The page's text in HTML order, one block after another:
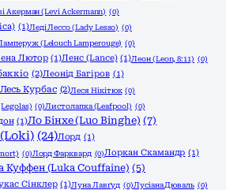
Акерман (Levi Ackermann) (0)
(1)Леді Лессо (Lady Lesso) (0)
(Lelouch Lamperouge) (0)
Лютор (1)Ленс (Lance) (1)Леон (Leon, 8:11) (0)
(2)Леонід Багіров (1)
Лесь Курбас (2)Леся Нікітюк (0)
(0)Листолапка (Leafpool) (0)
(1)Ло Бінхе (Luo Binghe) (7)
(24)Лорд (1)
(0)Лорд Фарквард (0)Лоркан Скамандр (1)
Куффен (Luka Couffaine) (5)
Сінклер (1)Луна Лавґуд (0)Лусіана Дюваль (0)